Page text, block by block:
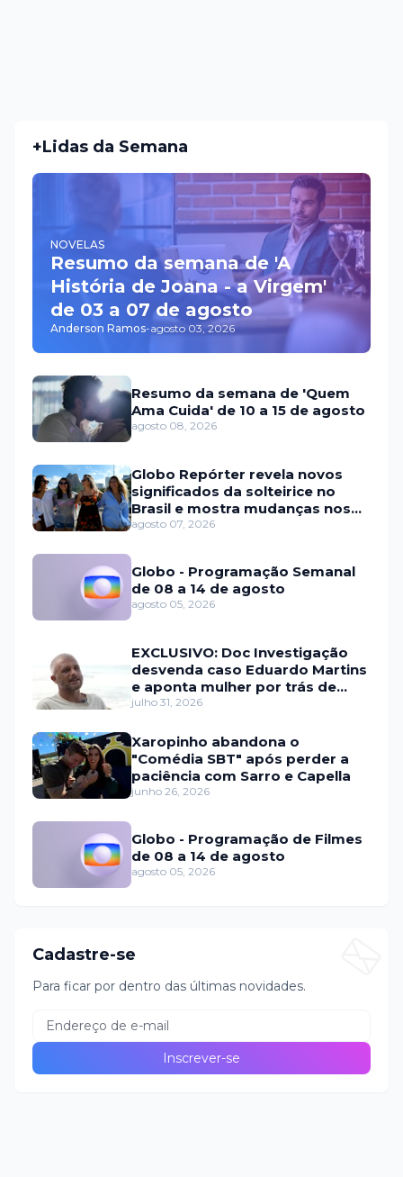
+Lidas da Semana
NOVELAS
Resumo da semana de 'A
História de Joana - a Virgem'
de 03 a 07 de agosto
Anderson Ramos-agosto 03, 2026
Resumo da semana de 'Quem
Ama Cuida' de 10 a 15 de agosto
agosto 08, 2026
Globo Repórter revela novos
significados da solteirice no
Brasil e mostra mudanças nos
relacionamentos
agosto 07, 2026
Globo - Programação Semanal
de 08 a 14 de agosto
agosto 05, 2026
EXCLUSIVO: Doc Investigação
desvenda caso Eduardo Martins
e aponta mulher por trás de
fraude internacional
julho 31, 2026
Xaropinho abandona o
"Comédia SBT" após perder a
paciência com Sarro e Capella
junho 26, 2026
Globo - Programação de Filmes
de 08 a 14 de agosto
agosto 05, 2026
Cadastre-se
Para ficar por dentro das últimas novidades.